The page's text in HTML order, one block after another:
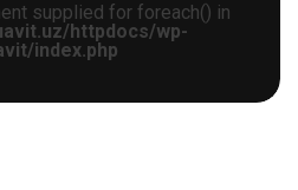
supplied for foreach() in
httpdocs/wp-
index.php